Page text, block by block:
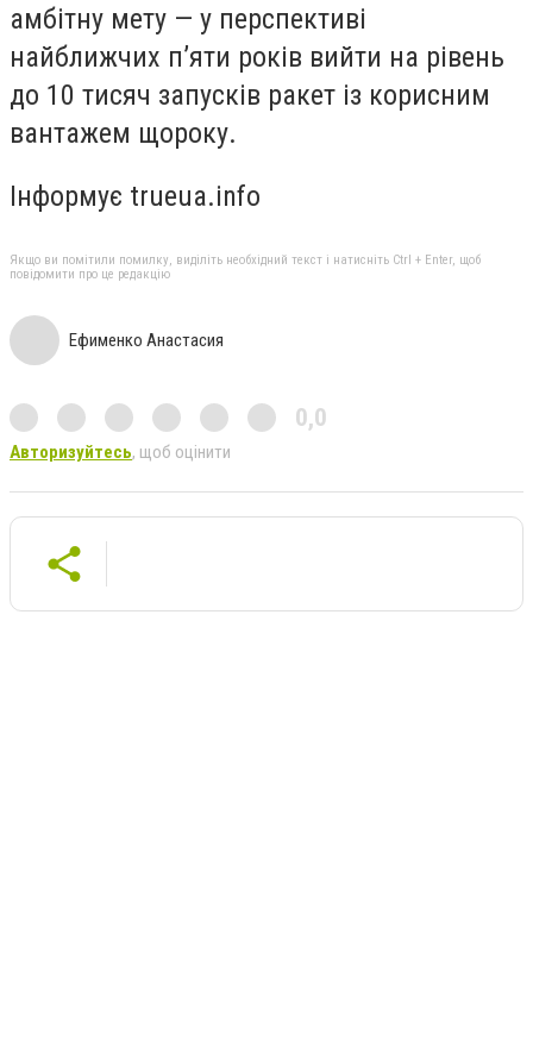
амбітну мету — у перспективі
найближчих п’яти років вийти на рівень
до 10 тисяч запусків ракет із корисним
вантажем щороку.
Інформує trueua.info
Якщо ви помітили помилку, виділіть необхідний текст і натисніть Ctrl + Enter, щоб
повідомити про це редакцію
Ефименко Анастасия
0,0
Авторизуйтесь, щоб оцінити